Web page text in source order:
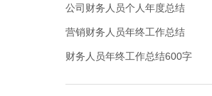
公司财务人员个人年度总结
营销财务人员年终工作总结
财务人员年终工作总结600字